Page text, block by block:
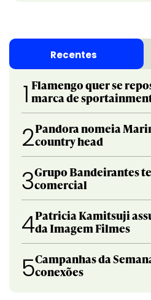
Recentes
1 Flamengo quer se
marca de
2Pandora nomeia
country head
3Grupo Bandeirantes
comercial
4Patricia Kamitsuji
da Imagem Filmes
5Campanhas da
conexões